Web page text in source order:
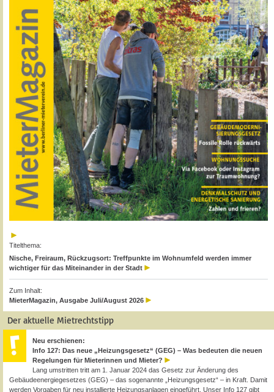
Titelthema:
Nische, Freiraum, Rückzugsort: Treffpunkte im Wohnumfeld werden immer
wichtiger für das Miteinander in der Stadt
Zum Inhalt:
MieterMagazin, Ausgabe Juli/August 2026
Der aktuelle Mietrechtstipp
Neu erschienen:
Info 127: Das neue „Heizungsgesetz“ (GEG) – Was bedeuten die neuen
Regelungen für Mieterinnen und Mieter?
Lang umstritten tritt am 1. Januar 2024 das Gesetz zur Änderung des
Gebäudeenergiegesetzes (GEG) – das sogenannte „Heizungsgesetz“ – in Kraft. Damit
werden Vorgaben für neu installierte Heizungsanlagen eingeführt. Unser Info 127 gibt